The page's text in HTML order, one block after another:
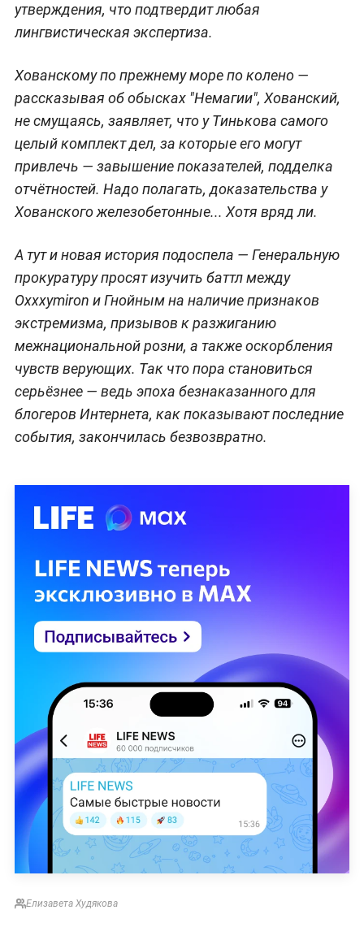
утверждения, что подтвердит любая
лингвистическая экспертиза.
Хованскому по прежнему море по колено —
рассказывая об обысках "Немагии", Хованский,
не смущаясь, заявляет, что у Тинькова самого
целый комплект дел, за которые его могут
привлечь — завышение показателей, подделка
отчётностей. Надо полагать, доказательства у
Хованского железобетонные... Хотя вряд ли.
А тут и новая история подоспела — Генеральную
прокуратуру просят изучить баттл между
Oxxxymiron и Гнойным на наличие признаков
экстремизма, призывов к разжиганию
межнациональной розни, а также оскорбления
чувств верующих. Так что пора становиться
серьёзнее — ведь эпоха безнаказанного для
блогеров Интернета, как показывают последние
события, закончилась безвозвратно.
Елизавета Худякова